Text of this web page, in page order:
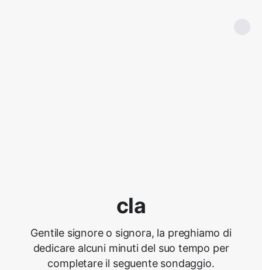
cla
Gentile signore o signora, la preghiamo di
dedicare alcuni minuti del suo tempo per
completare il seguente sondaggio.